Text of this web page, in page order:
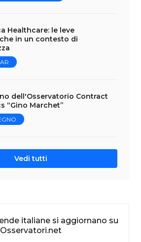
Healthcare: le leve
in un contesto di
dell'Osservatorio Contract
“Gino Marchet”
Vedi tutti
italiane si aggiornano su
Osservatori.net